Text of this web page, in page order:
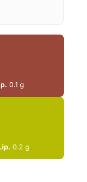
0.1 g
0.2 g